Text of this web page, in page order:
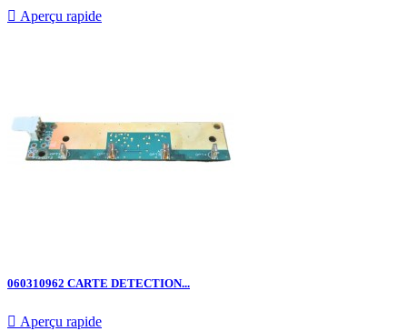
 Aperçu rapide
060310962 CARTE DETECTION...
 Aperçu rapide